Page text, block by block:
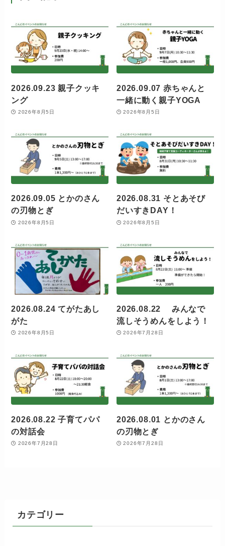
2026.09.23 親子クッキ
ング
2026年8月5日
2026.09.07 赤ちゃんと
一緒に動く親子YOGA
2026年8月5日
2026.09.05 とかのさん
の刃物とぎ
2026年8月5日
2026.08.31 そとあそび
だいすきDAY！
2026年8月5日
2026.08.24 てがたあし
がた
2026年8月5日
2026.08.22 みんなで
流しそうめんをしよう！
2026年7月28日
2026.08.22 子育てパパ
の対話会
2026年7月28日
2026.08.01 とかのさん
の刃物とぎ
2026年7月28日
カテゴリー